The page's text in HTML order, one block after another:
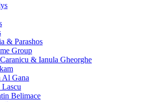
& Parashos
Group
& Ianula Gheorghe
Al Gana
Belimace